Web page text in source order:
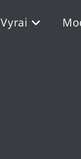
Vyrai